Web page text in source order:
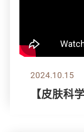
2024.10.15
【皮肤科